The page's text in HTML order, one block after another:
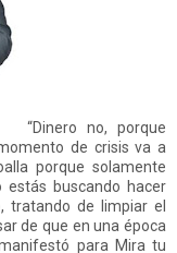
“Dinero no, porque
de crisis va a
porque solamente
estás buscando hacer
tratando de limpiar el
de que en una época
para Mira tu